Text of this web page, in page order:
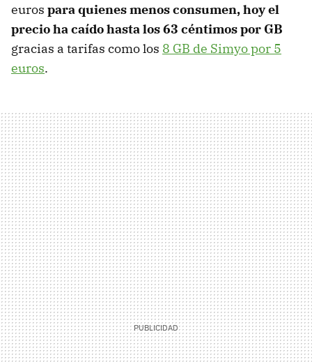
euros para quienes menos consumen, hoy el
precio ha caído hasta los 63 céntimos por GB
gracias a tarifas como los 8 GB de Simyo por 5
euros.